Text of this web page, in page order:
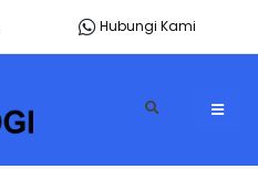
Hubungi Kami